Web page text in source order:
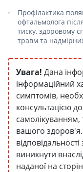
Профілактика
офтальмолога
тиску, здоровому
травм та
Увага! Дана
інформаційний
симптомів,
консультацією
вашого
виникнути
наданої на